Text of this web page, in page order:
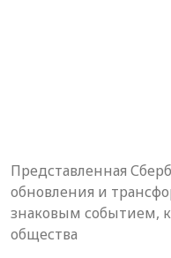
Представленная
обновления и
знаковым событием,
общества